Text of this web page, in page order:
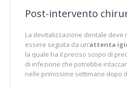
Post-intervento
La devitalizzazione dentale deve
essere seguita da un’attenta
la quale ha il preciso scopo di
di infezione che potrebbe
nelle primissime settimane dopo